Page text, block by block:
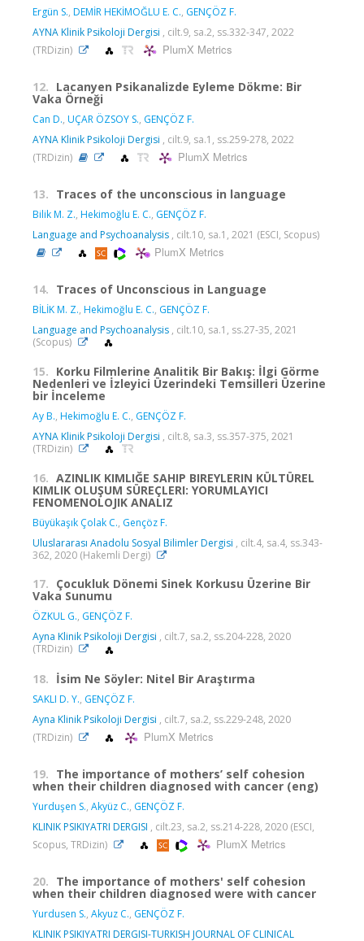
Ergün S., DEMİR HEKİMOĞLU E. C., GENÇÖZ F.
AYNA Klinik Psikoloji Dergisi , cilt.9, sa.2, ss.332-347, 2022
(TRDizin)
PlumX Metrics
12. Lacanyen Psikanalizde Eyleme Dökme: Bir
Vaka Örneği
Can D., UÇAR ÖZSOY S., GENÇÖZ F.
AYNA Klinik Psikoloji Dergisi , cilt.9, sa.1, ss.259-278, 2022
(TRDizin)
PlumX Metrics
13. Traces of the unconscious in language
Bilik M. Z., Hekimoğlu E. C., GENÇÖZ F.
Language and Psychoanalysis , cilt.10, sa.1, 2021 (ESCI, Scopus)
PlumX Metrics
14. Traces of Unconscious in Language
BİLİK M. Z., Hekimoğlu E. C., GENÇÖZ F.
Language and Psychoanalysis , cilt.10, sa.1, ss.27-35, 2021
(Scopus)
15. Korku Filmlerine Analitik Bir Bakış: İlgi Görme
Nedenleri ve İzleyici Üzerindeki Temsilleri Üzerine
bir İnceleme
Ay B., Hekimoğlu E. C., GENÇÖZ F.
AYNA Klinik Psikoloji Dergisi , cilt.8, sa.3, ss.357-375, 2021
(TRDizin)
16. AZINLIK KIMLIĞE SAHIP BIREYLERIN KÜLTÜREL
KIMLIK OLUŞUM SÜREÇLERI: YORUMLAYICI
FENOMENOLOJIK ANALIZ
Büyükaşık Çolak C., Gençöz F.
Uluslararası Anadolu Sosyal Bilimler Dergisi , cilt.4, sa.4, ss.343-
362, 2020 (Hakemli Dergi)
17. Çocukluk Dönemi Sinek Korkusu Üzerine Bir
Vaka Sunumu
ÖZKUL G., GENÇÖZ F.
Ayna Klinik Psikoloji Dergisi , cilt.7, sa.2, ss.204-228, 2020
(TRDizin)
18. İsim Ne Söyler: Nitel Bir Araştırma
SAKLI D. Y., GENÇÖZ F.
Ayna Klinik Psikoloji Dergisi , cilt.7, sa.2, ss.229-248, 2020
(TRDizin)
PlumX Metrics
19. The importance of mothers’ self cohesion
when their children diagnosed with cancer (eng)
Yurduşen S., Akyüz C., GENÇÖZ F.
KLINIK PSIKIYATRI DERGISI , cilt.23, sa.2, ss.214-228, 2020 (ESCI,
Scopus, TRDizin)
PlumX Metrics
20. The importance of mothers' self cohesion
when their children diagnosed were with cancer
Yurdusen S., Akyuz C., GENÇÖZ F.
KLINIK PSIKIYATRI DERGISI-TURKISH JOURNAL OF CLINICAL